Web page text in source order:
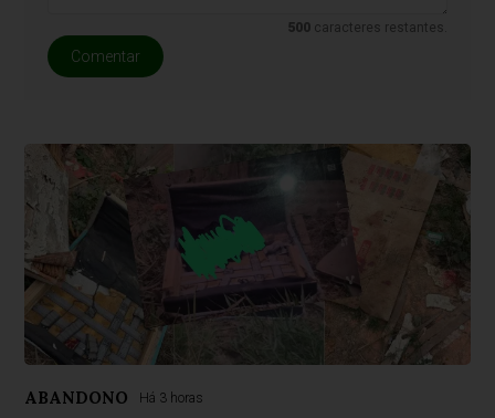
500 caracteres restantes.
Comentar
ABANDONO Há 3 horas